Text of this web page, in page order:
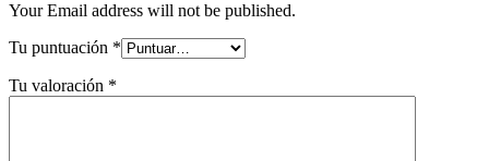
Your Email address will not be published.
Tu puntuación *
Tu valoración *